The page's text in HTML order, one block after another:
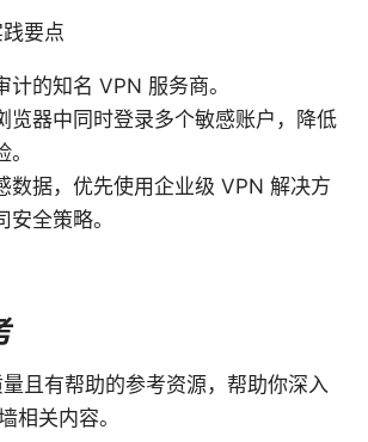
要点
计的知名 VPN 服务商。
览器中同时登录多个敏感账户，降低
数据，优先使用企业级 VPN 解决方
全策略。
且有帮助的参考资源，帮助你深入
相关内容。